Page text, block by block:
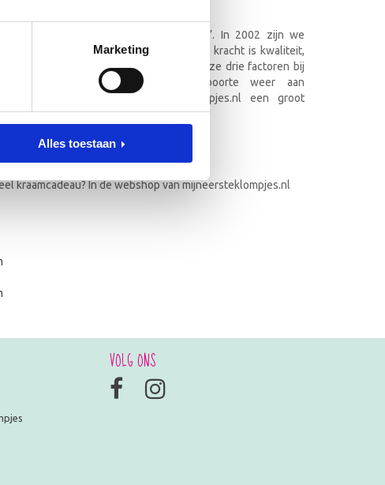
Marketing
Alles toestaan
zit een echte ‘klompenmakersfamilie’. In 2002 zijn we
van onze geboorteklompjes. Onze kracht is kwaliteit,
ouderwets goede service. Wanneer je deze drie factoren bij
merk je dat klanten bij elke geboorte weer aan
Momenteel heeft mijneersteklompjes.nl een groot
trouwe klanten.
kraamcadeaus
kraamcadeau? In de webshop van mijneersteklompjes.nl
VOLG ONS